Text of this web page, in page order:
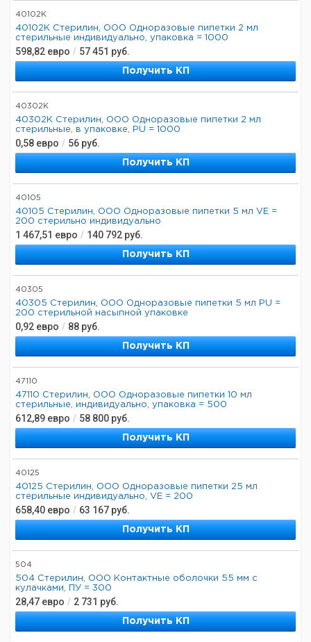
40102K
40102К Стерилин, ООО Одноразовые пипетки 2 мл
стерильные индивидуально, упаковка = 1000
598,82 евро / 57 451 руб.
Получить КП
40302K
40302К Стерилин, ООО Одноразовые пипетки 2 мл
стерильные, в упаковке, PU = 1000
0,58 евро / 56 руб.
Получить КП
40105
40105 Стерилин, ООО Одноразовые пипетки 5 мл VE =
200 стерильно индивидуально
1 467,51 евро / 140 792 руб.
Получить КП
40305
40305 Стерилин, ООО Одноразовые пипетки 5 мл PU =
200 стерильной насыпной упаковке
0,92 евро / 88 руб.
Получить КП
47110
47110 Стерилин, ООО Одноразовые пипетки 10 мл
стерильные, индивидуально, упаковка = 500
612,89 евро / 58 800 руб.
Получить КП
40125
40125 Стерилин, ООО Одноразовые пипетки 25 мл
стерильные индивидуально, VE = 200
658,40 евро / 63 167 руб.
Получить КП
504
504 Стерилин, ООО Контактные оболочки 55 мм с
кулачками, ПУ = 300
28,47 евро / 2 731 руб.
Получить КП